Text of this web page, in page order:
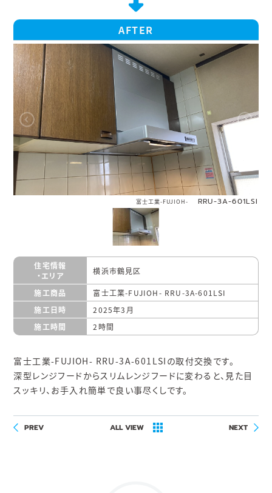
AFTER
富士工業-FUJIOH- RRU-3A-601LSI
住宅情報
・エリア
横浜市鶴見区
施工商品
富士工業-FUJIOH- RRU-3A-601LSI
施工日時
2025年3月
施工時間
2時間
富士工業-FUJIOH- RRU-3A-601LSIの取付交換です。
深型レンジフードからスリムレンジフードに変わると、見た目
スッキリ、お手入れ簡単で良い事尽くしです。
PREV ALL VIEW NEXT